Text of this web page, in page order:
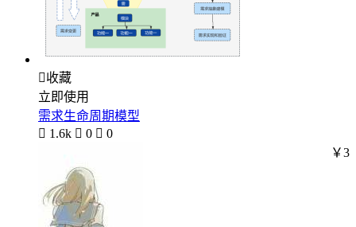
收藏
立即使用
需求生命周期模型
 1.6k  0  0
￥3